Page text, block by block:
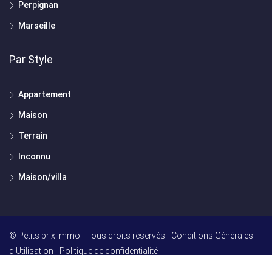
Perpignan
Marseille
Par Style
Appartement
Maison
Terrain
Inconnu
Maison/villa
© Petits prix Immo - Tous droits réservés - Conditions Générales
d'Utilisation - Politique de confidentialité